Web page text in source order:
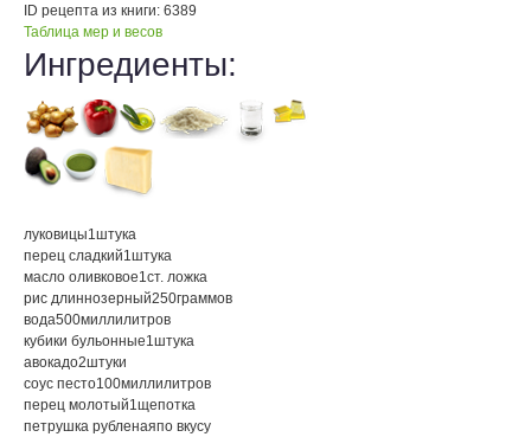
ID рецепта из книги: 6389
Таблица мер и весов
Ингредиенты:
луковицы1штука
перец сладкий1штука
масло оливковое1ст. ложка
рис длиннозерный250граммов
вода500миллилитров
кубики бульонные1штука
авокадо2штуки
соус песто100миллилитров
перец молотый1щепотка
петрушка рубленаяпо вкусу